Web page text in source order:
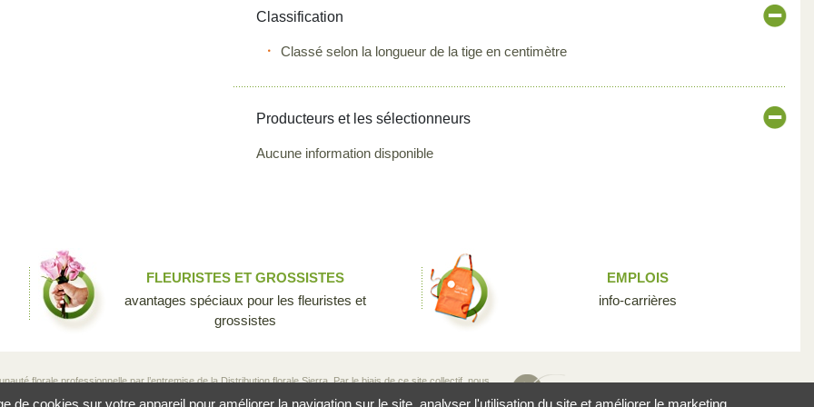
Classification
Classé selon la longueur de la tige en centimètre
Producteurs et les sélectionneurs
Aucune information disponible
FLEURISTES ET GROSSISTES
avantages spéciaux pour les fleuristes et
grossistes
EMPLOIS
info-carrières
florale professionnelle par l’entremise de la Distribution florale Sierra. Par le biais de ce site collectif, nous
de cookies sur votre appareil pour améliorer la navigation sur le site, analyser l'utilisation du site et améliorer le marketing.